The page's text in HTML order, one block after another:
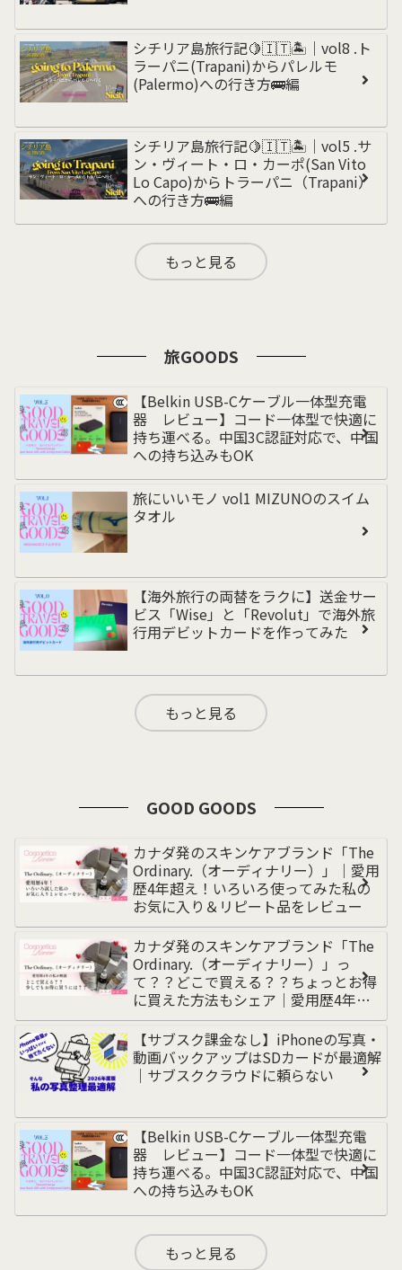
シチリア島旅行記🍋🇮🇹🏝️｜vol8 .ト
ラーパニ(Trapani)からパレルモ
(Palermo)への行き方🚌編
シチリア島旅行記🍋🇮🇹🏝️｜vol5 .サ
ン・ヴィート・ロ・カーポ(San Vito
Lo Capo)からトラーパニ（Trapani）
への行き方🚌編
もっと見る
旅GOODS
【Belkin USB-Cケーブル一体型充電
器 レビュー】コード一体型で快適に
持ち運べる。中国3C認証対応で、中国
への持ち込みもOK
旅にいいモノ vol1 MIZUNOのスイム
タオル
【海外旅行の両替をラクに】送金サー
ビス「Wise」と「Revolut」で海外旅
行用デビットカードを作ってみた
もっと見る
GOOD GOODS
カナダ発のスキンケアブランド「The
Ordinary.（オーディナリー）」｜愛用
歴4年超え！いろいろ使ってみた私の
お気に入り＆リピート品をレビュー
カナダ発のスキンケアブランド「The
Ordinary.（オーディナリー）」っ
て？？どこで買える？？ちょっとお得
に買えた方法もシェア｜愛用歴4年超
えの私が解説
【サブスク課金なし】iPhoneの写真・
動画バックアップはSDカードが最適解
｜サブスククラウドに頼らない
【Belkin USB-Cケーブル一体型充電
器 レビュー】コード一体型で快適に
持ち運べる。中国3C認証対応で、中国
への持ち込みもOK
もっと見る